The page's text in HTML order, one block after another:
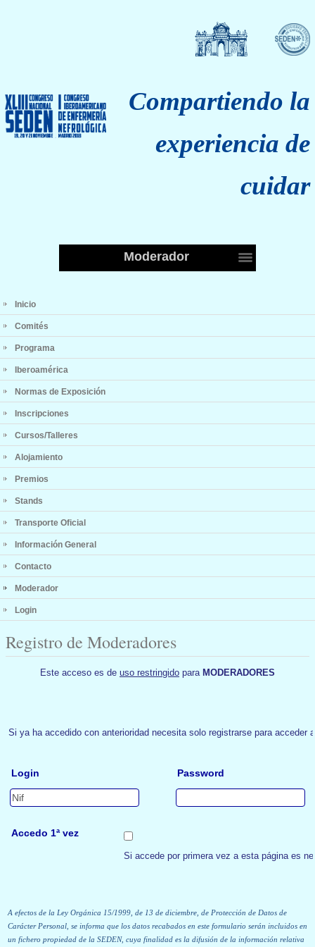
Compartiendo la
experiencia de
cuidar
Moderador
Inicio
Comités
Programa
Iberoamérica
Normas de Exposición
Inscripciones
Cursos/Talleres
Alojamiento
Premios
Stands
Transporte Oficial
Información General
Contacto
Moderador
Login
Registro de Moderadores
Este acceso es de uso restringido para MODERADORES
Si ya ha accedido con anterioridad necesita solo registrarse para acceder
Login Password
Accedo 1ª vez
Si accede por primera vez a esta página es
A efectos de la Ley Orgánica 15/1999, de 13 de diciembre, de Protección de Datos de
Carácter Personal, se informa que los datos recabados en este formulario serán incluidos en
un fichero propiedad de la SEDEN, cuya finalidad es la difusión de la información relativa